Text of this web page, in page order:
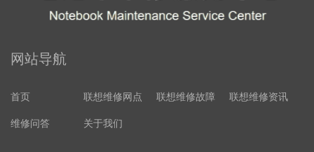
网站导航
首页 联想维修网点 联想维修故障 联想维修资讯
维修问答 关于我们